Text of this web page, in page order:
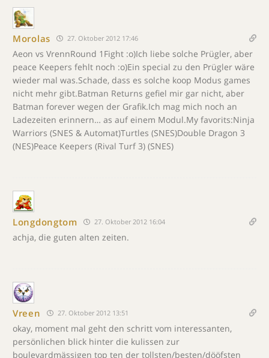
Morolas 27. Oktober 2012 17:46
Aeon vs VrennRound 1Fight :o)Ich liebe solche Prügler, aber
peace Keepers fehlt noch :o)Ein special zu den Prügler wäre
wieder mal was.Schade, dass es solche koop Modus games
nicht mehr gibt.Batman Returns gefiel mir gar nicht, aber
Batman forever wegen der Grafik.Ich mag mich noch an
Ladezeiten erinnern… as auf einem Modul.My favorits:Ninja
Warriors (SNES & Automat)Turtles (SNES)Double Dragon 3
(NES)Peace Keepers (Rival Turf 3) (SNES)
Longdongtom 27. Oktober 2012 16:04
achja, die guten alten zeiten.
Vreen 27. Oktober 2012 13:51
okay, moment mal geht den schritt vom interessanten,
persönlichen blick hinter die kulissen zur
boulevardmässigen top ten der tollsten/besten/dööfsten